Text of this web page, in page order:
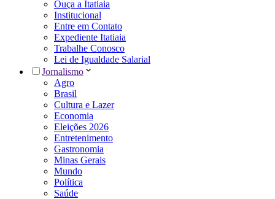
Ouça a Itatiaia
Institucional
Entre em Contato
Expediente Itatiaia
Trabalhe Conosco
Lei de Igualdade Salarial
Jornalismo
Agro
Brasil
Cultura e Lazer
Economia
Eleições 2026
Entretenimento
Gastronomia
Minas Gerais
Mundo
Política
Saúde